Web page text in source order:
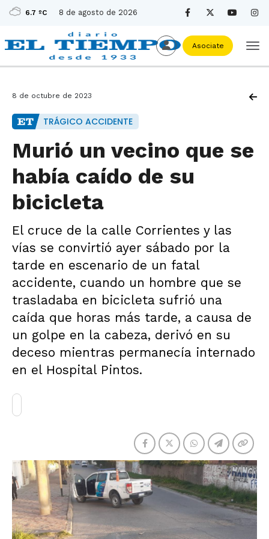
6.7 ºC 8 de agosto de 2026
Asociate
8 de octubre de 2023
TRÁGICO ACCIDENTE
Murió un vecino que se
había caído de su
bicicleta
El cruce de la calle Corrientes y las
vías se convirtió ayer sábado por la
tarde en escenario de un fatal
accidente, cuando un hombre que se
trasladaba en bicicleta sufrió una
caída que horas más tarde, a causa de
un golpe en la cabeza, derivó en su
deceso mientras permanecía internado
en el Hospital Pintos.